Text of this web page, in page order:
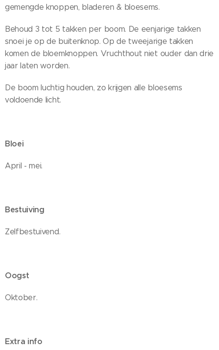
gemengde knoppen, bladeren & bloesems.
Behoud 3 tot 5 takken per boom. De eenjarige takken
snoei je op de buitenknop. Op de tweejarige takken
komen de bloemknoppen. Vruchthout niet ouder dan drie
jaar laten worden.
De boom luchtig houden, zo krijgen alle bloesems
voldoende licht.
Bloei
April - mei.
Bestuiving
Zelfbestuivend.
Oogst
Oktober.
Extra info